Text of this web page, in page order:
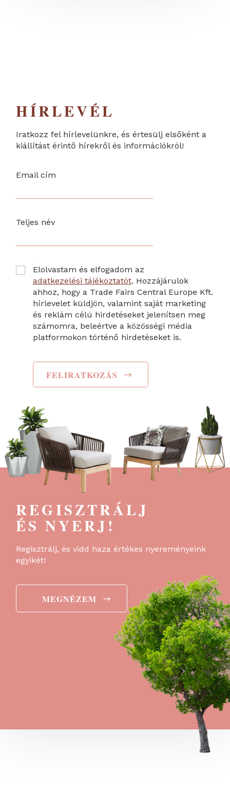
HÍRLEVÉL
Iratkozz fel hírlevelünkre, és értesülj elsőként a
kiállítást érintő hírekről és információkról!
Email cím
Teljes név
Elolvastam és elfogadom az
adatkezelési tájékoztatót. Hozzájárulok
ahhoz, hogy a Trade Fairs Central Europe Kft.
hírlevelet küldjön, valamint saját marketing
és reklám célú hirdetéseket jelenítsen meg
számomra, beleértve a közösségi média
platformokon történő hirdetéseket is.
FELIRATKOZÁS →
REGISZTRÁLJ
ÉS NYERJ!
Regisztrálj, és vidd haza értékes nyereményeink
egyikét!
MEGNÉZEM →